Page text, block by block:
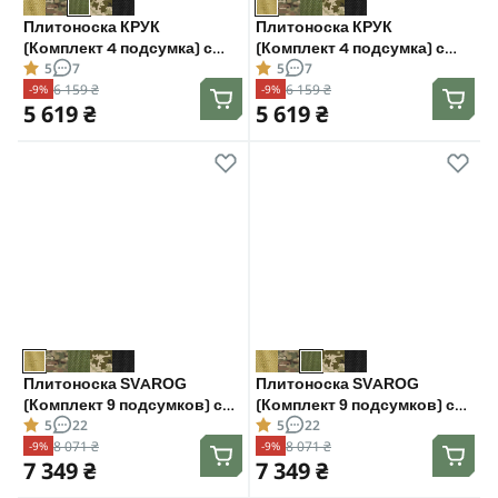
Плитоноска КРУК
(Комплект 4 подсумка) с
системой быстрого сброса.
Molle. Цвет Олива.
5 7
-9% 6 159 ₴
5 619 ₴
Плитоноска КРУК
(Комплект 4 подсумка) с
системой быстрого сброса.
Molle. Цвет Койот.
5 7
-9% 6 159 ₴
5 619 ₴
Плитоноска SVAROG
(Комплект 9 подсумков) с
системой быстрого сброса.
Molle. Цвет Койот.
5 22
-9% 8 071 ₴
7 349 ₴
Плитоноска SVAROG
(Комплект 9 подсумков) с
системой быстрого сброса.
Molle. Цвет Олива.
5 22
-9% 8 071 ₴
7 349 ₴